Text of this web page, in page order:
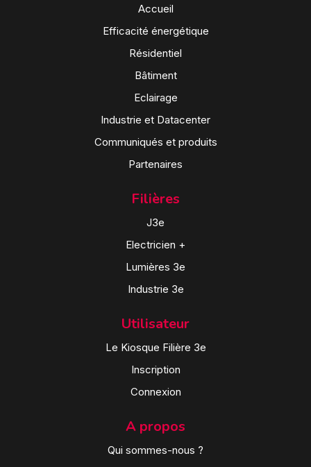
Accueil
Efficacité énergétique
Résidentiel
Bâtiment
Eclairage
Industrie et Datacenter
Communiqués et produits
Partenaires
Filières
J3e
Electricien +
Lumières 3e
Industrie 3e
Utilisateur
Le Kiosque Filière 3e
Inscription
Connexion
A propos
Qui sommes-nous ?